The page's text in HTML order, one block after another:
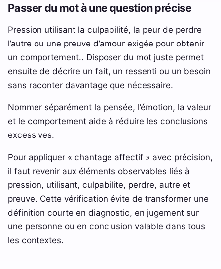
Passer du mot à une question précise
Pression utilisant la culpabilité, la peur de perdre
l’autre ou une preuve d’amour exigée pour obtenir
un comportement.. Disposer du mot juste permet
ensuite de décrire un fait, un ressenti ou un besoin
sans raconter davantage que nécessaire.
Nommer séparément la pensée, l’émotion, la valeur
et le comportement aide à réduire les conclusions
excessives.
Pour appliquer « chantage affectif » avec précision,
il faut revenir aux éléments observables liés à
pression, utilisant, culpabilite, perdre, autre et
preuve. Cette vérification évite de transformer une
définition courte en diagnostic, en jugement sur
une personne ou en conclusion valable dans tous
les contextes.